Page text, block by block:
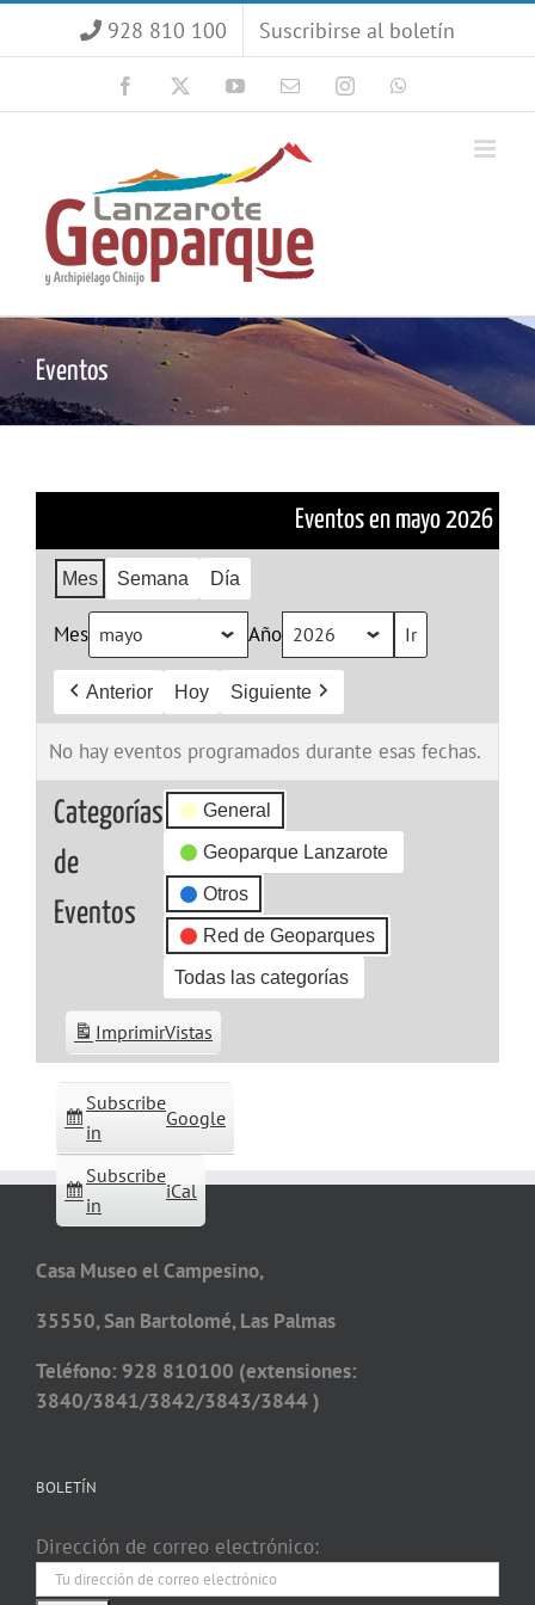
928 810 100 Suscribirse al boletín
Facebook YouTubeCorreoInstagram
Eventos
Eventos en mayo 2026
Mes Semana Día
Mes Año
Anterior Hoy Siguiente
No hay eventos programados durante esas fechas.
Categorías
de
Eventos
General
Geoparque Lanzarote
Otros
Red de Geoparques
Todas las categorías
Subscribe
in
Google
Subscribe
in
iCal
ImprimirVistas
Casa Museo el Campesino,
35550, San Bartolomé, Las Palmas
Teléfono: 928 810100 (extensiones:
3840/3841/3842/3843/3844 )
BOLETÍN
Dirección de correo electrónico: